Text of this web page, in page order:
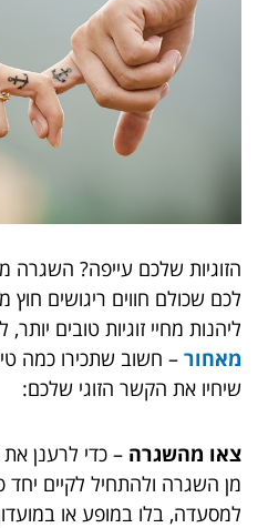
הזוגיות שלכם עייפה?
לכם שכולם חווים ריגושים
ליהנות מחיי זוגיות טובים
מאחור – חשוב שתכירו כמה
שיחיו את הקשר הזוגי שלכם:
צאו מהשגרה – כדי לרענן
מן השגרה ולהתחיל לקיים יחד
למסעדה, בלו במופע או